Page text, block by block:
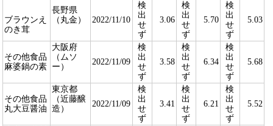
ブラウンえ
のき茸
長野県
（丸金）
2022/11/10
検
出
せ
ず
3.06
検
出
せ
ず
5.70
検
出
せ
ず
5.03
その他食品
麻婆鍋の素
大阪府
（ムソ
ー）
2022/11/09
検
出
せ
ず
3.58
検
出
せ
ず
6.34
検
出
せ
ず
5.68
その他食品
丸大豆醤油
東京都
（近藤醸
造）
2022/11/09
検
出
せ
ず
3.41
検
出
せ
ず
6.21
検
出
せ
ず
5.52